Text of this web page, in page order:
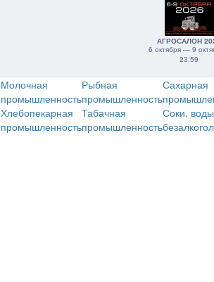
АГРОСАЛОН
6 октября — 9
23:59
Молочная
промышленность
Рыбная
промышленность
Сахарная
Хлебопекарная
промышленность
Табачная
промышленность
Соки,